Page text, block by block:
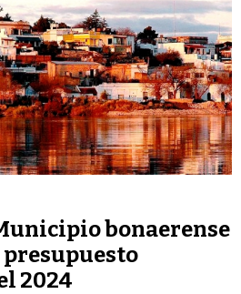
bonaerense
2024